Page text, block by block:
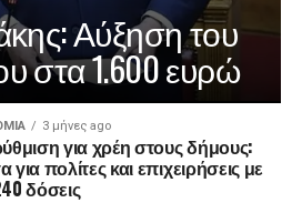
Αύξηση του
στα 1.600 ευρώ
3 μήνες ago
για χρέη στους δήμους:
για πολίτες και επιχειρήσεις με
δόσεις